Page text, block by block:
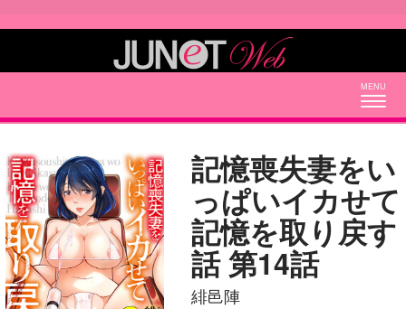
記憶喪失妻をい
っぱいイカせて
記憶を取り戻す
話 第14話
緋邑陣